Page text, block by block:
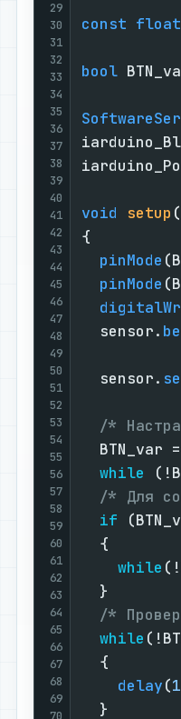
29
30
31
32
33
34
35
36
37
38
39
40
41
42
43
44
45
46
47
48
49
50
51
52
53
54
55
56
57
58
59
60
61
62
63
64
65
66
67
68
69
70
const float
bool
void setup
{
pinMode
pinMode
  sensor.
  sensor.
/*
  BTN_var =
while
/* Для
if
  {
while
  }
/*
while
  {
delay(
  }